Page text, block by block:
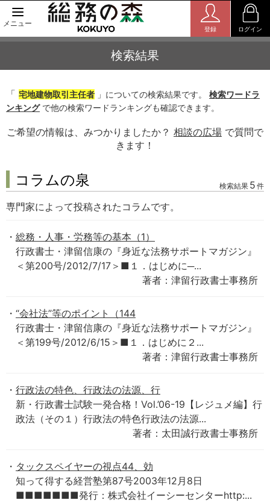
メニュー
登録 ログイン
検索結果
「 宅地建物取引主任者 」についての検索結果です。 検索ワードラ
ンキングで他の検索ワードランキングも確認できます。
ご希望の情報は、みつかりましたか？ 相談の広場 で質問で
きます！
コラムの泉 検索結果 5 件
専門家によって投稿されたコラムです。
総務・人事・労務等の基本（1）
行政書士・津留信康の『身近な法務サポートマガジン』
＜第200号/2012/7/17＞■１．はじめに─...
著者：津留行政書士事務所
“会社法”等のポイント（144
行政書士・津留信康の『身近な法務サポートマガジン』
＜第199号/2012/6/15＞■１．はじめに２...
著者：津留行政書士事務所
行政法の特色、行政法の法源、行
新・行政書士試験一発合格！Vol.’06-19【レジュメ編】行
政法（その１）行政法の特色行政法の法源...
著者：太田誠行政書士事務所
タックスペイヤーの視点44、効
知って得する経営塾第87号2003年12月8日
■■■■■■■発行：株式会社イーシーセンターhttp:...